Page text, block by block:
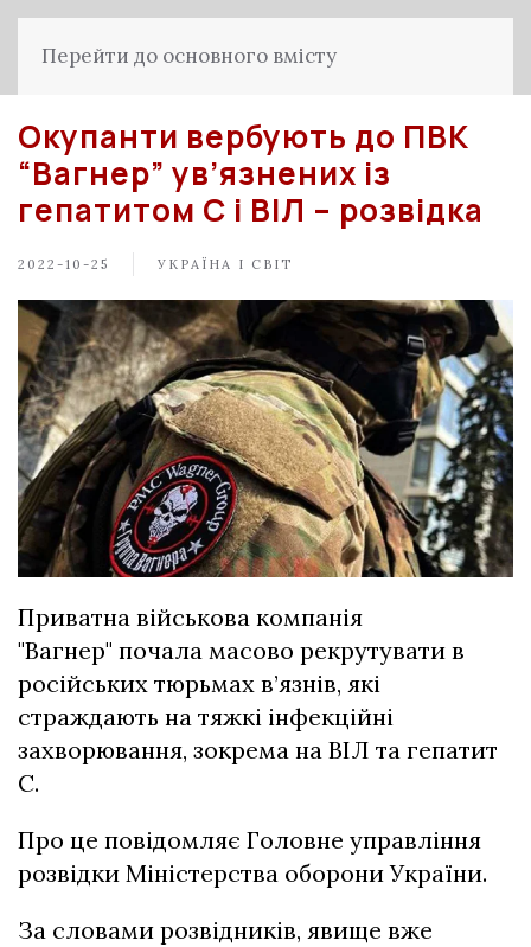
Перейти до основного вмісту
Окупанти вербують до ПВК
“Вагнер” ув’язнених із
гепатитом С і ВІЛ – розвідка
2022-10-25 УКРАЇНА І СВІТ
Приватна військова компанія
"Вагнер" почала масово рекрутувати в
російських тюрьмах в’язнів, які
страждають на тяжкі інфекційні
захворювання, зокрема на ВІЛ та гепатит
C.
Про це повідомляє Головне управління
розвідки Міністерства оборони України.
За словами розвідників, явище вже